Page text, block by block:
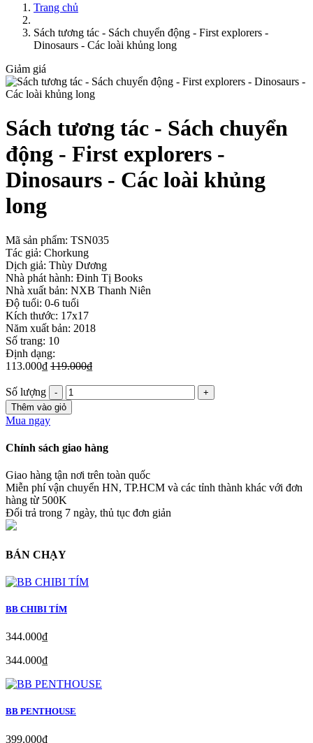
Trang chủ
Sách tương tác - Sách chuyển động - First explorers -
Dinosaurs - Các loài khủng long
Giảm giá
Sách tương tác - Sách chuyển
động - First explorers -
Dinosaurs - Các loài khủng
long
Mã sản phẩm: TSN035
Tác giả: Chorkung
Dịch giả: Thùy Dương
Nhà phát hành: Đinh Tị Books
Nhà xuất bản: NXB Thanh Niên
Độ tuổi: 0-6 tuổi
Kích thước: 17x17
Năm xuất bản: 2018
Số trang: 10
Định dạng:
113.000₫ 119.000₫
Số lượng
Thêm vào giỏ
Mua ngay
Chính sách giao hàng
Giao hàng tận nơi trên toàn quốc
Miễn phí vận chuyển HN, TP.HCM và các tỉnh thành khác với đơn
hàng từ 500K
Đổi trả trong 7 ngày, thủ tục đơn giản
BÁN CHẠY
BB CHIBI TÍM
344.000₫
344.000₫
BB PENTHOUSE
399.000₫